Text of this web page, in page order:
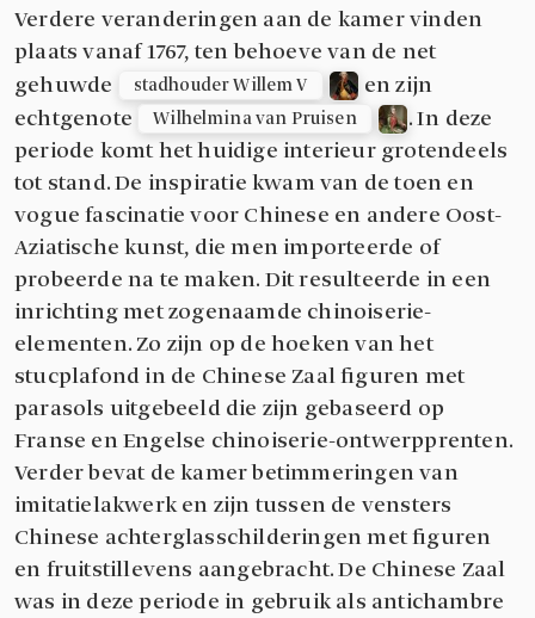
Verdere veranderingen aan de kamer vinden
plaats vanaf 1767, ten behoeve van de net
gehuwde
stadhouder Willem V
en zijn
echtgenote
Wilhelmina van Pruisen
. In deze
periode komt het huidige interieur grotendeels
tot stand. De inspiratie kwam van de toen en
vogue fascinatie voor Chinese en andere Oost-
Aziatische kunst, die men importeerde of
probeerde na te maken. Dit resulteerde in een
inrichting met zogenaamde chinoiserie-
elementen. Zo zijn op de hoeken van het
stucplafond in de Chinese Zaal figuren met
parasols uitgebeeld die zijn gebaseerd op
Franse en Engelse chinoiserie-ontwerpprenten.
Verder bevat de kamer betimmeringen van
imitatielakwerk en zijn tussen de vensters
Chinese achterglasschilderingen met figuren
en fruitstillevens aangebracht. De Chinese Zaal
was in deze periode in gebruik als antichambre